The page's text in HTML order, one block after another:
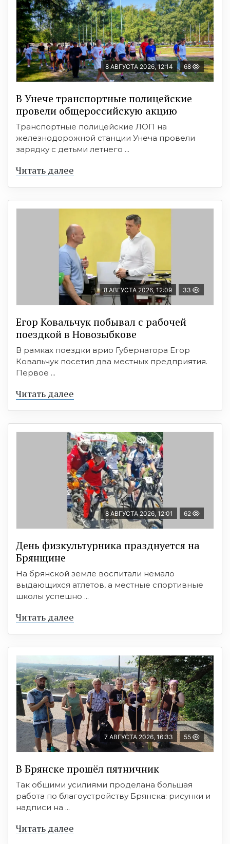
8 АВГУСТА 2026, 12:14 68
В Унече транспортные полицейские
провели общероссийскую акцию
Транспортные полицейские ЛОП на
железнодорожной станции Унеча провели
зарядку с детьми летнего ...
Читать далее
8 АВГУСТА 2026, 12:09 33
Егор Ковальчук побывал с рабочей
поездкой в Новозыбкове
В рамках поездки врио Губернатора Егор
Ковальчук посетил два местных предприятия.
Первое ...
Читать далее
8 АВГУСТА 2026, 12:01 62
День физкультурника празднуется на
Брянщине
На брянской земле воспитали немало
выдающихся атлетов, а местные спортивные
школы успешно ...
Читать далее
7 АВГУСТА 2026, 16:33 55
В Брянске прошёл пятничник
Так общими усилиями проделана большая
работа по благоустройству Брянска: рисунки и
надписи на ...
Читать далее